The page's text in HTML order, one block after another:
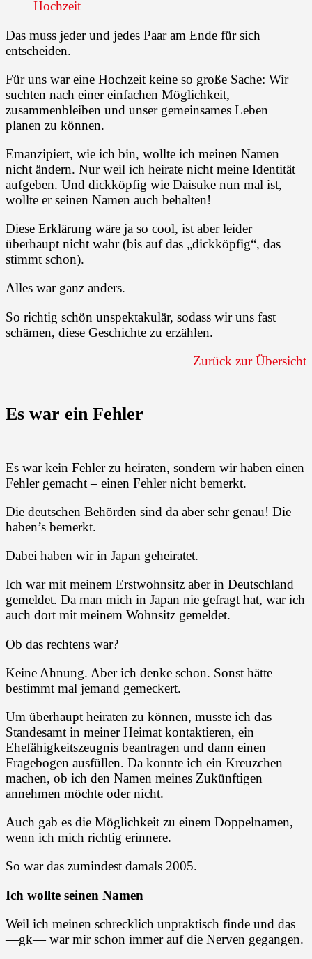
Hochzeit
Das muss jeder und jedes Paar am Ende für sich
entscheiden.
Für uns war eine Hochzeit keine so große Sache: Wir
suchten nach einer einfachen Möglichkeit,
zusammenbleiben und unser gemeinsames Leben
planen zu können.
Emanzipiert, wie ich bin, wollte ich meinen Namen
nicht ändern. Nur weil ich heirate nicht meine Identität
aufgeben. Und dickköpfig wie Daisuke nun mal ist,
wollte er seinen Namen auch behalten!
Diese Erklärung wäre ja so cool, ist aber leider
überhaupt nicht wahr (bis auf das „dickköpfig“, das
stimmt schon).
Alles war ganz anders.
So richtig schön unspektakulär, sodass wir uns fast
schämen, diese Geschichte zu erzählen.
Zurück zur Übersicht
Es war ein Fehler
Es war kein Fehler zu heiraten, sondern wir haben einen
Fehler gemacht – einen Fehler nicht bemerkt.
Die deutschen Behörden sind da aber sehr genau! Die
haben’s bemerkt.
Dabei haben wir in Japan geheiratet.
Ich war mit meinem Erstwohnsitz aber in Deutschland
gemeldet. Da man mich in Japan nie gefragt hat, war ich
auch dort mit meinem Wohnsitz gemeldet.
Ob das rechtens war?
Keine Ahnung. Aber ich denke schon. Sonst hätte
bestimmt mal jemand gemeckert.
Um überhaupt heiraten zu können, musste ich das
Standesamt in meiner Heimat kontaktieren, ein
Ehefähigkeitszeugnis beantragen und dann einen
Fragebogen ausfüllen. Da konnte ich ein Kreuzchen
machen, ob ich den Namen meines Zukünftigen
annehmen möchte oder nicht.
Auch gab es die Möglichkeit zu einem Doppelnamen,
wenn ich mich richtig erinnere.
So war das zumindest damals 2005.
Ich wollte seinen Namen
Weil ich meinen schrecklich unpraktisch finde und das
—gk— war mir schon immer auf die Nerven gegangen.